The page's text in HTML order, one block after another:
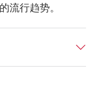
流行趋势。